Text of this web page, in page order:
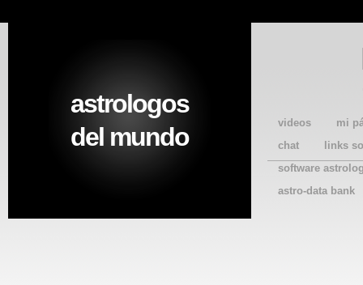
videos
mi
chat
links
software
astro-data bank
astrologos
del mundo